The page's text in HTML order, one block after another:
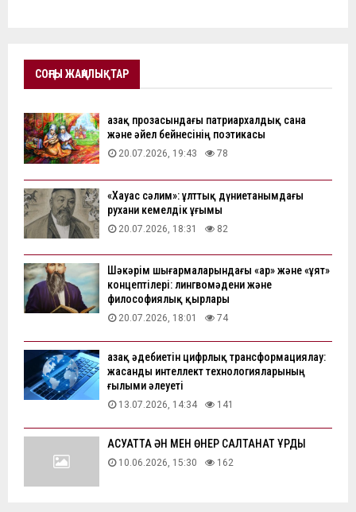
СОҢҒЫ ЖАҢАЛЫҚТАР
Қазақ прозасындағы патриархалдық сана
және әйел бейнесінің поэтикасы
20.07.2026, 19:43 78
«Хауас сәлим»: ұлттық дүниетанымдағы
рухани кемелдік ұғымы
20.07.2026, 18:31 82
Шәкәрім шығармаларындағы «ар» және «ұят»
концептілері: лингвомәдени және
философиялық қырлары
20.07.2026, 18:01 74
Қазақ әдебиетін цифрлық трансформациялау:
жасанды интеллект технологияларының
ғылыми әлеуеті
13.07.2026, 14:34 141
АҚСУАТТА ӘН МЕН ӨНЕР САЛТАНАТ ҚҰРДЫ
10.06.2026, 15:30 162